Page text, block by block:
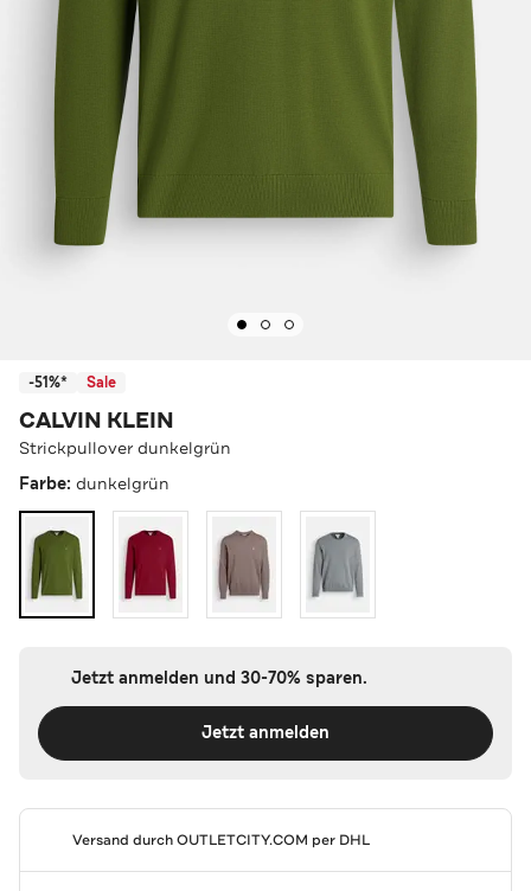
-51%* Sale
CALVIN KLEIN
Strickpullover dunkelgrün
Farbe: dunkelgrün
Jetzt anmelden und 30-70% sparen.
Jetzt anmelden
Versand durchOUTLETCITY.COM per DHL